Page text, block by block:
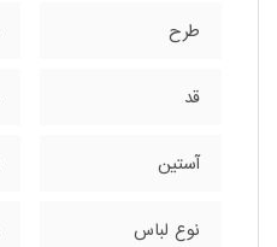
طرح
قد
آستین
نوع لباس